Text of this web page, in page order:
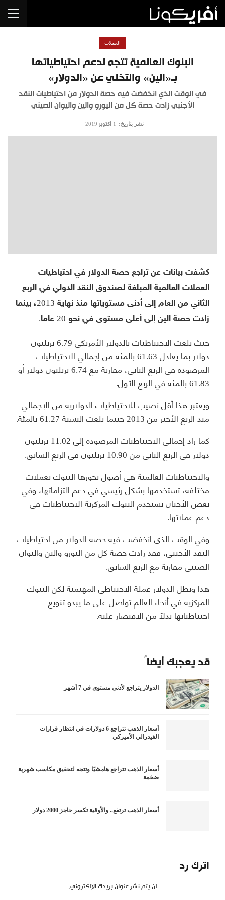
البنوك العالمية تتجه لدعم احتياطياتها
بـ«الين» والتخلي عن «الدولار»
في الوقت الذي انخفضت فيه حصة الدولار من احتياطيات النقد
الأجنبي زادت حصة كل من اليورو والين واليوان الصيني
العملات
نشر بتاريخ: 1 أكتوبر 2019
كشفت بيانات عن تراجع حصة الدولار في احتياطيات
العملات العالمية المبلغة لصندوق النقد الدولي في الربع
الثاني من العام إلى أدنى مستوياتها منذ نهاية 2013، بينما
زادت حصة الين إلى أعلى مستوى في نحو 20 عاما.
حيث بلغت الاحتياطيات بالدولار الأمريكي 6.79 تريليون
دولار بما يعادل 61.63 بالمئة من إجمالي الاحتياطيات
المرصودة في الربع الثاني، مقارنة مع 6.74 تريليون دولار أو
61.83 بالمئة في الربع الأول.
ويعتبر هذا أقل نصيب للاحتياطيات الدولارية من الإجمالي
منذ الربع الأخير من 2013 حينما بلغت النسبة 61.27 بالمئة.
كما زاد إجمالي الاحتياطيات المرصودة إلى 11.02 تريليون
دولار في الربع الثاني من 10.90 تريليون في الربع السابق.
والاحتياطيات العالمية هي أصول تحوزها البنوك بعملات
مختلفة، تستخدمها بشكل رئيسي في دعم التزاماتها، وفي
بعض الأحيان تستخدم البنوك المركزية الاحتياطيات في
دعم عملاتها.
وفي الوقت الذي انخفضت فيه حصة الدولار من احتياطيات
النقد الأجنبي، فقد زادت حصة كل من اليورو والين واليوان
الصيني مقارنة مع الربع السابق.
هذا ويظل الدولار عملة الاحتياطي المهيمنة لكن البنوك
المركزية في أنحاء العالم تواصل على ما يبدو تنويع
احتياطياتها بدلاً من الاقتصار عليه.
قد يعجبك أيضاً
الدولار يتراجع لأدنى مستوى في 7 أشهر
أسعار الذهب تتراجع 6 دولارات في انتظار قرارات
الفيدرالي الأميركي
أسعار الذهب تتراجع هامشيًا وتتجه لتحقيق مكاسب شهرية
ضخمة
أسعار الذهب ترتفع.. والأوقية تكسر حاجز 2000 دولار
اترك رد
لن يتم نشر عنوان بريدك الإلكتروني.